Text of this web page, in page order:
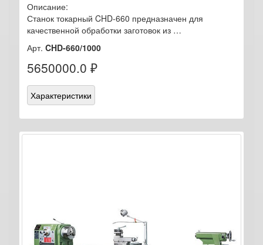
Описание:
Станок токарный CHD-660 предназначен для
качественной обработки заготовок из …
Арт. CHD-660/1000
5650000.0 ₽
Характеристики